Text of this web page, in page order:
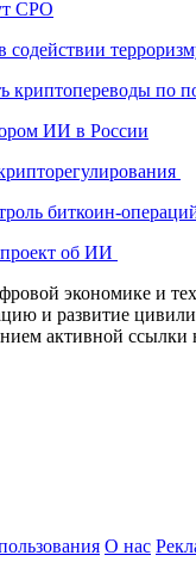
СРО
криптопереводы по
ИИ в России
биткоин-
об ИИ
экономике и
и развитие
активной ссылки
О нас